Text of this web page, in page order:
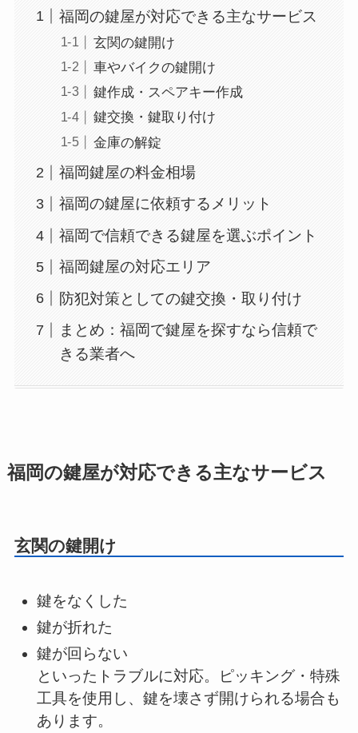
福岡の鍵屋が対応できる主なサービス
玄関の鍵開け
車やバイクの鍵開け
鍵作成・スペアキー作成
鍵交換・鍵取り付け
金庫の解錠
福岡鍵屋の料金相場
福岡の鍵屋に依頼するメリット
福岡で信頼できる鍵屋を選ぶポイント
福岡鍵屋の対応エリア
防犯対策としての鍵交換・取り付け
まとめ：福岡で鍵屋を探すなら信頼で
きる業者へ
福岡の鍵屋が対応できる主なサービス
玄関の鍵開け
鍵をなくした
鍵が折れた
鍵が回らない
といったトラブルに対応。ピッキング・特殊
工具を使用し、鍵を壊さず開けられる場合も
あります。